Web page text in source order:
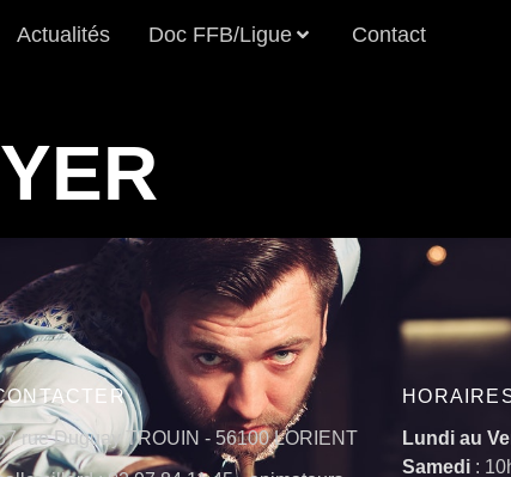
Actualités Doc FFB/Ligue Contact
rue Duguay TROUIN - 56100 LORIENT Lundi au
Samedi :